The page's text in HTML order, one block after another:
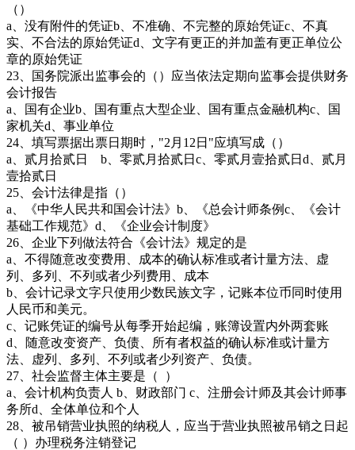
（）
a、没有附件的凭证b、不准确、不完整的原始凭证c、不真
实、不合法的原始凭证d、文字有更正的并加盖有更正单位公
章的原始凭证
23、国务院派出监事会的（）应当依法定期向监事会提供财务
会计报告
a、国有企业b、国有重点大型企业、国有重点金融机构c、国
家机关d、事业单位
24、填写票据出票日期时，"2月12日"应填写成（）
a、贰月拾贰日 b、零贰月拾贰日c、零贰月壹拾贰日d、贰月
壹拾贰日
25、会计法律是指（）
a、《中华人民共和国会计法》b、《总会计师条例c、《会计
基础工作规范》d、《企业会计制度》
26、企业下列做法符合《会计法》规定的是
a、不得随意改变费用、成本的确认标准或者计量方法、虚
列、多列、不列或者少列费用、成本
b、会计记录文字只使用少数民族文字，记账本位币同时使用
人民币和美元。
c、记账凭证的编号从每季开始起编，账簿设置内外两套账
d、随意改变资产、负债、所有者权益的确认标准或计量方
法、虚列、多列、不列或者少列资产、负债。
27、社会监督主体主要是（ ）
a、会计机构负责人 b、财政部门 c、注册会计师及其会计师事
务所d、全体单位和个人
28、被吊销营业执照的纳税人，应当于营业执照被吊销之日起
（ ）办理税务注销登记